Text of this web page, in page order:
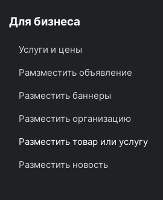
Для бизнеса
Услуги и цены
Рамзместить объявление
Разместить баннеры
Разместить организацию
Разместить товар или услугу
Разместить новость